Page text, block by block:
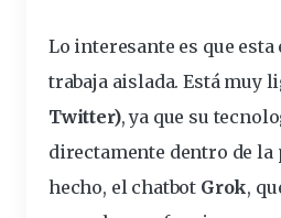
Lo interesante es que esta
trabaja aislada. Está muy
Twitter), ya que su
directamente dentro de la
hecho, el chatbot Grok,